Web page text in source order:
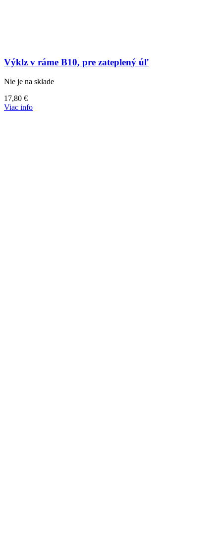
Výklz v ráme B10, pre zateplený úľ
Nie je na sklade
17,80 €
Viac info